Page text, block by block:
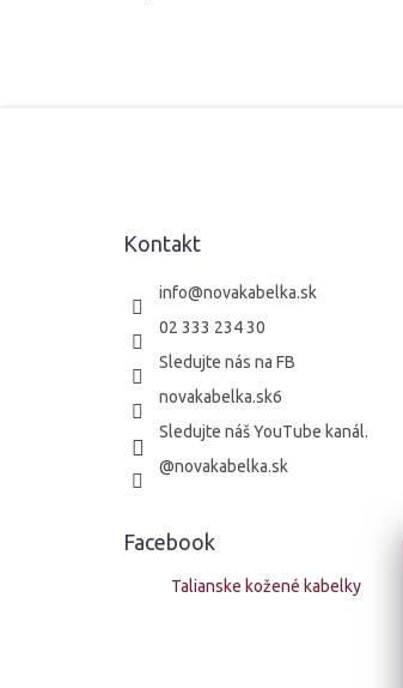
Kontakt
info@novakabelka.sk
02 333 234 30
Sledujte nás na FB
novakabelka.sk6
Sledujte náš YouTube kanál.
@novakabelka.sk
Facebook
Talianske kožené kabelky